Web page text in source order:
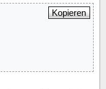
Kopieren